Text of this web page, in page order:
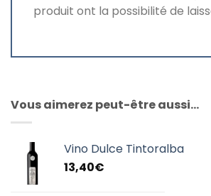
produit ont la possibilité de
Vous aimerez peut-être aussi…
Vino Dulce Tintoralba
13,40€